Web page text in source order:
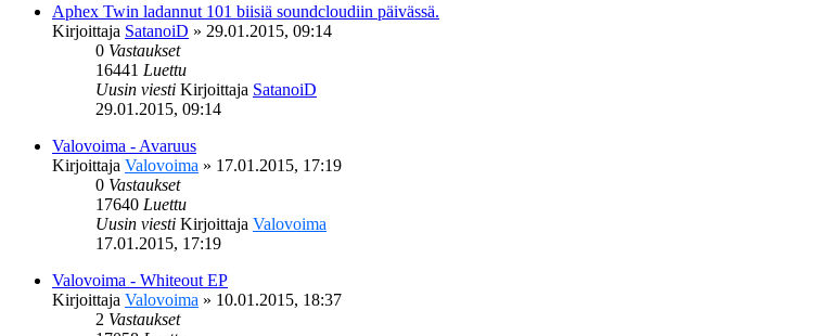
Aphex Twin ladannut 101 biisiä soundcloudiin päivässä.
Kirjoittaja SatanoiD » 29.01.2015, 09:14
0 Vastaukset
16441 Luettu
Uusin viesti Kirjoittaja SatanoiD
29.01.2015, 09:14
Valovoima - Avaruus
Kirjoittaja Valovoima » 17.01.2015, 17:19
0 Vastaukset
17640 Luettu
Uusin viesti Kirjoittaja Valovoima
17.01.2015, 17:19
Valovoima - Whiteout EP
Kirjoittaja Valovoima » 10.01.2015, 18:37
2 Vastaukset